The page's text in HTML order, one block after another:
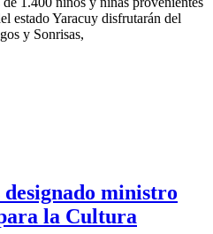
estado Yaracuy disfrutarán del
y Sonrisas,
ministro
la Cultura